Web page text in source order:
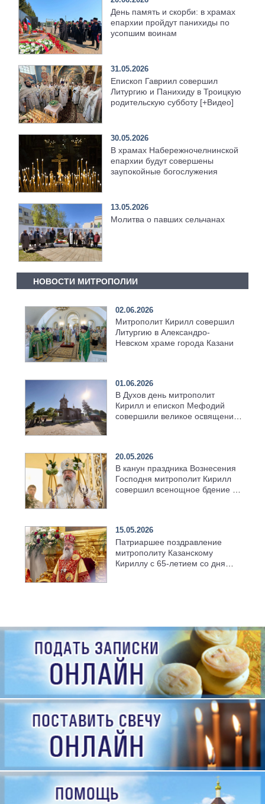
День память и скорби: в храмах
епархии пройдут панихиды по
усопшим воинам
31.05.2026
Епископ Гавриил совершил
Литургию и Панихиду в Троицкую
родительскую субботу [+Видео]
30.05.2026
В храмах Набережночелнинской
епархии будут совершены
заупокойные богослужения
13.05.2026
Молитва о павших сельчанах
НОВОСТИ МИТРОПОЛИИ
02.06.2026
Митрополит Кирилл совершил
Литургию в Александро-
Невском храме города Казани
01.06.2026
В Духов день митрополит
Кирилл и епископ Мефодий
совершили великое освящение
20.05.2026
В канун праздника Вознесения
Господня митрополит Кирилл
совершил всенощное бдение в
15.05.2026
Патриаршее поздравление
митрополиту Казанскому
Кириллу с 65-летием со дня